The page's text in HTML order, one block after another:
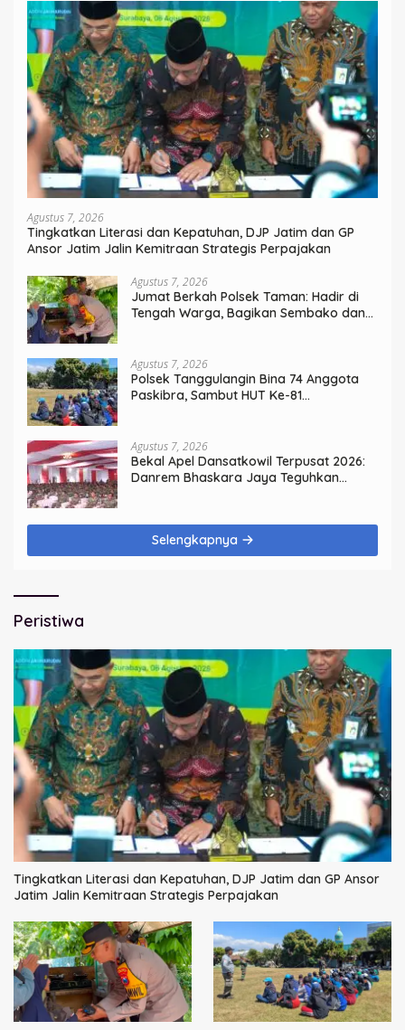
Agustus 7, 2026
Tingkatkan Literasi dan Kepatuhan, DJP Jatim dan GP
Ansor Jatim Jalin Kemitraan Strategis Perpajakan
Agustus 7, 2026
Jumat Berkah Polsek Taman: Hadir di
Tengah Warga, Bagikan Sembako dan
Agustus 7, 2026
Polsek Tanggulangin Bina 74 Anggota
Paskibra, Sambut HUT Ke-81
Agustus 7, 2026
Bekal Apel Dansatkowil Terpusat 2026:
Danrem Bhaskara Jaya Teguhkan
Selengkapnya
Peristiwa
Tingkatkan Literasi dan Kepatuhan, DJP Jatim dan GP Ansor
Jatim Jalin Kemitraan Strategis Perpajakan